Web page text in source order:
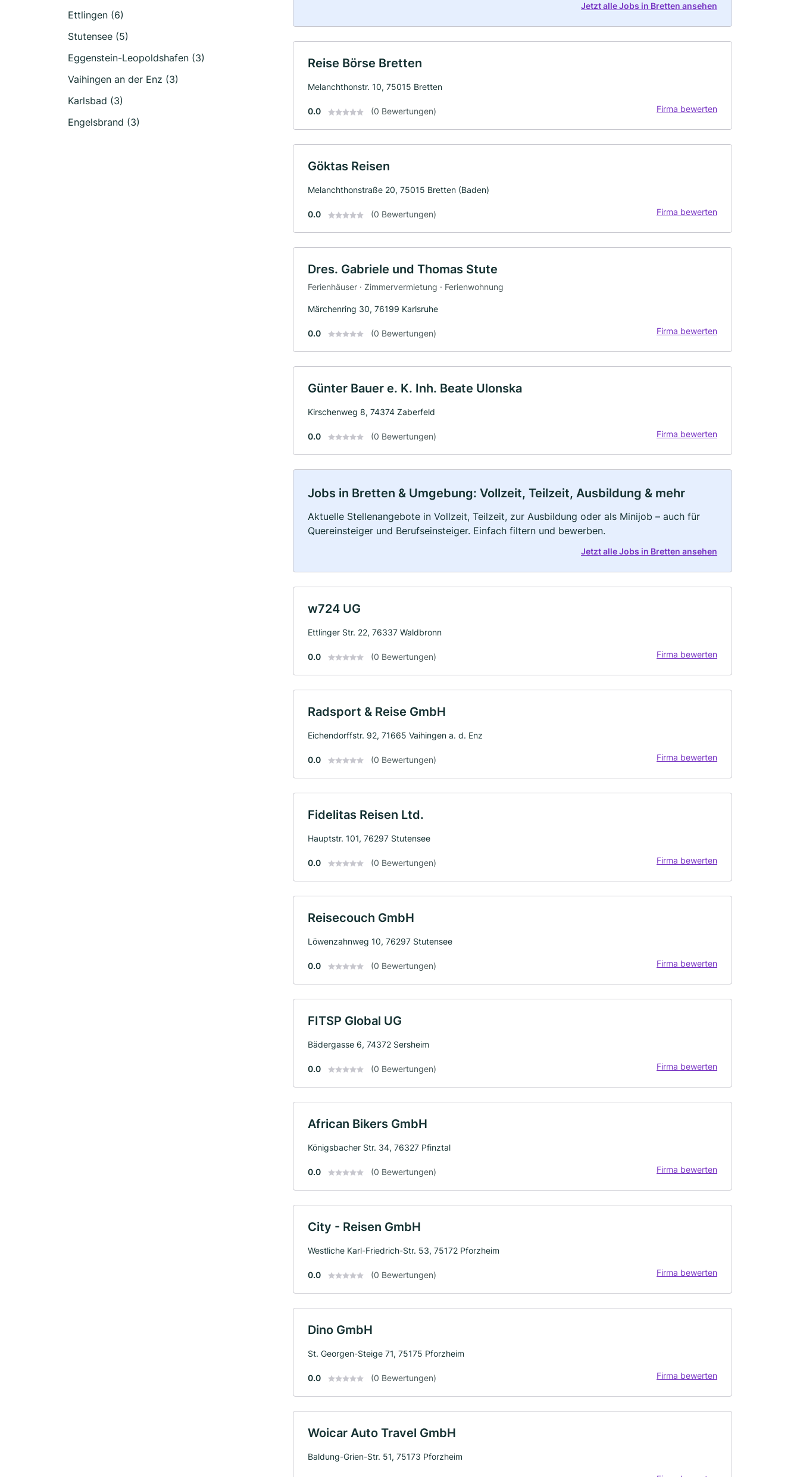
Ettlingen (6)
Stutensee (5)
Eggenstein-Leopoldshafen (3)
Vaihingen an der Enz (3)
Karlsbad (3)
Engelsbrand (3)
Jetzt alle Jobs in Bretten ansehen
Reise Börse Bretten
Melanchthonstr. 10, 75015 Bretten
0.0 (0 Bewertungen) Firma bewerten
Göktas Reisen
Melanchthonstraße 20, 75015 Bretten (Baden)
0.0 (0 Bewertungen) Firma bewerten
Dres. Gabriele und Thomas Stute
Ferienhäuser · Zimmervermietung · Ferienwohnung
Märchenring 30, 76199 Karlsruhe
0.0 (0 Bewertungen) Firma bewerten
Günter Bauer e. K. Inh. Beate Ulonska
Kirschenweg 8, 74374 Zaberfeld
0.0 (0 Bewertungen) Firma bewerten
Jobs in Bretten & Umgebung: Vollzeit, Teilzeit, Ausbildung & mehr
Aktuelle Stellenangebote in Vollzeit, Teilzeit, zur Ausbildung oder als Minijob – auch für
Quereinsteiger und Berufseinsteiger. Einfach filtern und bewerben.
Jetzt alle Jobs in Bretten ansehen
w724 UG
Ettlinger Str. 22, 76337 Waldbronn
0.0 (0 Bewertungen) Firma bewerten
Radsport & Reise GmbH
Eichendorffstr. 92, 71665 Vaihingen a. d. Enz
0.0 (0 Bewertungen) Firma bewerten
Fidelitas Reisen Ltd.
Hauptstr. 101, 76297 Stutensee
0.0 (0 Bewertungen) Firma bewerten
Reisecouch GmbH
Löwenzahnweg 10, 76297 Stutensee
0.0 (0 Bewertungen) Firma bewerten
FITSP Global UG
Bädergasse 6, 74372 Sersheim
0.0 (0 Bewertungen) Firma bewerten
African Bikers GmbH
Königsbacher Str. 34, 76327 Pfinztal
0.0 (0 Bewertungen) Firma bewerten
City - Reisen GmbH
Westliche Karl-Friedrich-Str. 53, 75172 Pforzheim
0.0 (0 Bewertungen) Firma bewerten
Dino GmbH
St. Georgen-Steige 71, 75175 Pforzheim
0.0 (0 Bewertungen) Firma bewerten
Woicar Auto Travel GmbH
Baldung-Grien-Str. 51, 75173 Pforzheim